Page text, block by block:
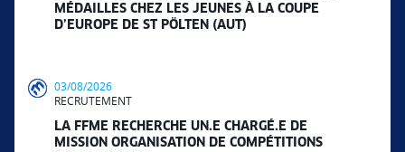
MÉDAILLES CHEZ LES JEUNES À LA COUPE
D’EUROPE DE ST PÖLTEN (AUT)
03/08/2026
RECRUTEMENT
LA FFME RECHERCHE UN.E CHARGÉ.E DE
MISSION ORGANISATION DE COMPÉTITIONS